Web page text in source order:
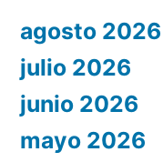
agosto 2026
julio 2026
junio 2026
mayo 2026